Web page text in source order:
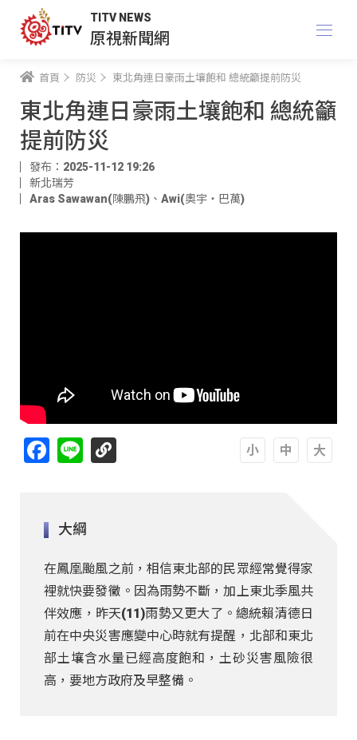
TITV NEWS
原視新聞網
首頁 防災 東北角連日豪雨土壤飽和 總統籲提前防災
東北角連日豪雨土壤飽和 總統籲
提前防災
發布：2025-11-12 19:26
新北瑞芳
Aras Sawawan(陳鵬飛) 、 Awi(奧宇‧巴萬)
Facebook
Line
大綱
在鳳凰颱風之前，相信東北部的民眾經常覺得家
裡就快要發黴。因為雨勢不斷，加上東北季風共
伴效應，昨天(11)雨勢又更大了。總統賴清德日
前在中央災害應變中心時就有提醒，北部和東北
部土壤含水量已經高度飽和，土砂災害風險很
高，要地方政府及早整備。